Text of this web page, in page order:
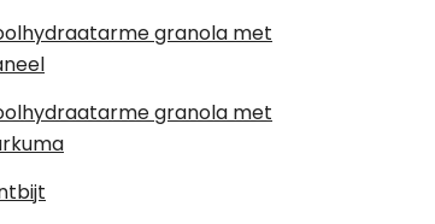
granola met
granola met